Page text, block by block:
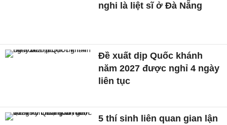
nghi là liệt sĩ ở Đà Nẵng
Đề xuất dịp Quốc khánh
năm 2027 được nghỉ 4 ngày
liên tục
5 thí sinh liên quan gian lận